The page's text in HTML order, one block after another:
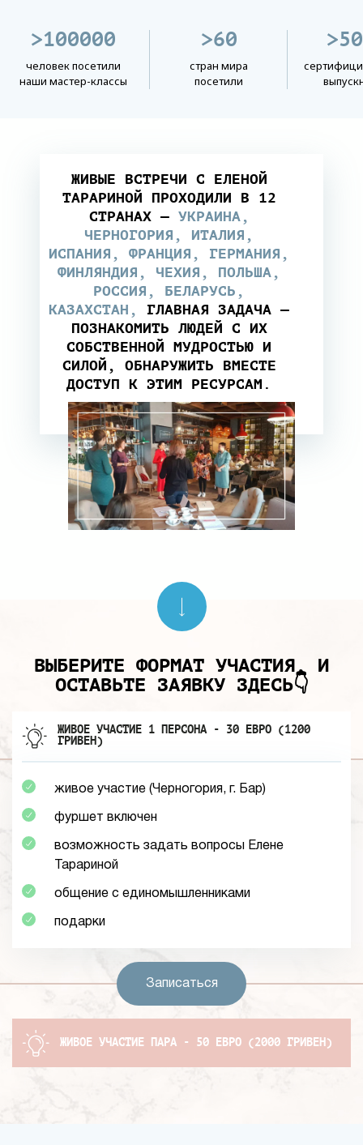
>100000
человек посетили
наши мастер-классы
>60
стран мира
посетили
ЖИВЫЕ ВСТРЕЧИ С ЕЛЕНОЙ
ТАРАРИНОЙ ПРОХОДИЛИ В 12
СТРАНАХ —УКРАИНА,
ЧЕРНОГОРИЯ, ИТАЛИЯ,
ИСПАНИЯ, ФРАНЦИЯ, ГЕРМАНИЯ,
ФИНЛЯНДИЯ, ЧЕХИЯ, ПОЛЬША,
РОССИЯ, БЕЛАРУСЬ,
КАЗАХСТАН,
ГЛАВНАЯ ЗАДАЧА —
ПОЗНАКОМИТЬ ЛЮДЕЙ С ИХ
СОБСТВЕННОЙ МУДРОСТЬЮ И
СИЛОЙ, ОБНАРУЖИТЬ ВМЕСТЕ
ДОСТУП К ЭТИМ РЕСУРСАМ.
ВЫБЕРИТЕ ФОРМАТ УЧАСТИЯ, И
ОСТАВЬТЕ ЗАЯВКУ ЗДЕСЬ👇
ЖИВОЕ УЧАСТИЕ 1 ПЕРСОНА - 30 ЕВРО (1200
ГРИВЕН)
живое участие (Черногория, г. Бар)
фуршет включен
возможность задать вопросы Елене
Тарариной
общение с единомышленниками
подарки
Записаться
ЖИВОЕ УЧАСТИЕ ПАРА - 50 ЕВРО (2000 ГРИВЕН)